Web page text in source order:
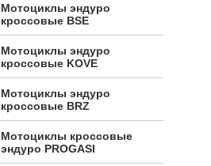
Мотоциклы эндуро
кроссовые BSE
Мотоциклы эндуро
кроссовые KOVE
Мотоциклы эндуро
кроссовые BRZ
Мотоциклы кроссовые
эндуро PROGASI